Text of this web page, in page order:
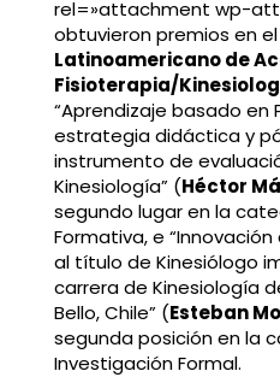
rel=»attachment wp-
obtuvieron premios en el
Latinoamericano de
Fisioterapia/
“Aprendizaje basado en
estrategia didáctica y
instrumento de
Kinesiología” (Héctor
segundo lugar en la
Formativa, e
al título de Kinesiólogo
carrera de Kinesiología
Bello, Chile” (Esteban
segunda posición en la
Investigación Formal.